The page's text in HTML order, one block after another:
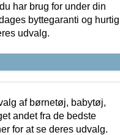
har brug for under din
byttegaranti og hurtig
udvalg.
af børnetøj, babytøj,
andet fra de bedste
for at se deres udvalg.